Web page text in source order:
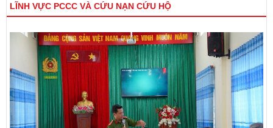
LĨNH VỰC PCCC VÀ CỨU NẠN CỨU HỘ